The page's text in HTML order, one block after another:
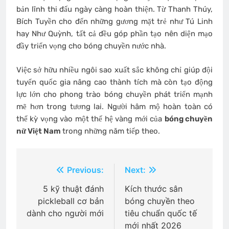
bản lĩnh thi đấu ngày càng hoàn thiện. Từ Thanh Thúy,
Bích Tuyền cho đến những gương mặt trẻ như Tú Linh
hay Như Quỳnh, tất cả đều góp phần tạo nên diện mạo
đầy triển vọng cho bóng chuyền nước nhà.
Việc sở hữu nhiều ngôi sao xuất sắc không chỉ giúp đội
tuyển quốc gia nâng cao thành tích mà còn tạo động
lực lớn cho phong trào bóng chuyền phát triển mạnh
mẽ hơn trong tương lai. Người hâm mộ hoàn toàn có
thể kỳ vọng vào một thế hệ vàng mới của bóng chuyền
nữ Việt Nam trong những năm tiếp theo.
hướng
bài
Previous:
5 kỹ thuật đánh
pickleball cơ bản
dành cho người mới
Next:
Kích thước sân
bóng chuyền theo
tiêu chuẩn quốc tế
mới nhất 2026